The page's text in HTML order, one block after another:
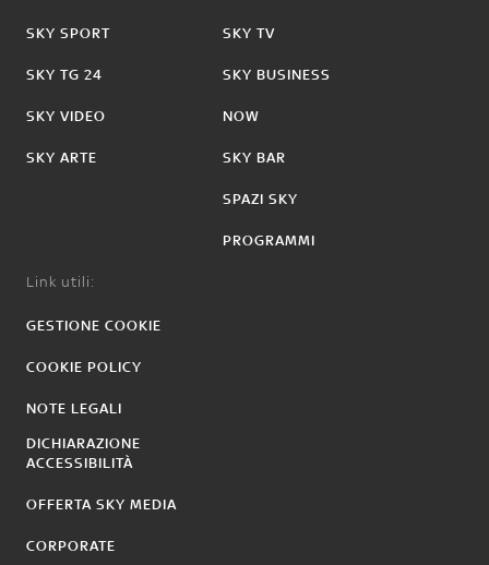
SKY SPORT
SKY TG 24
SKY VIDEO
SKY ARTE
SKY TV
SKY BUSINESS
NOW
SKY BAR
SPAZI SKY
PROGRAMMI
Link utili:
GESTIONE COOKIE
COOKIE POLICY
NOTE LEGALI
DICHIARAZIONE
ACCESSIBILITÀ
OFFERTA SKY MEDIA
CORPORATE